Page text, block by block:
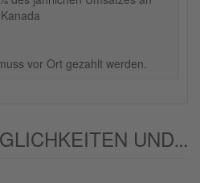
vor Ort gezahlt werden.
ANSCHLUSSMÖGLICHKEITEN UND/ODER ALTERNATIVEN: